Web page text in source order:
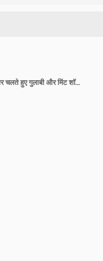
जींस और बूट पहने हुए व्यक्ति के पैर का क्लोज़ अप दृश्य जिसमें वह एस्केलेटर पर चलते हुए गुलाबी और मिंट शॉपिंग बैग लिए हुए है और बैकग्राउंड में एक रग पर कदम रख रहा है।